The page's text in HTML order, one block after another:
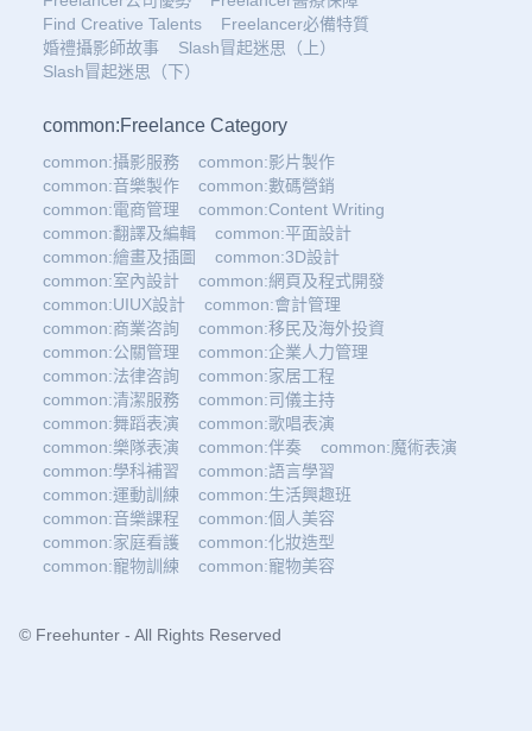
Find Creative Talents
Freelancer必備特質
婚禮攝影師故事
Slash冒起迷思（上）
Slash冒起迷思（下）
common:Freelance Category
common:攝影服務
common:影片製作
common:音樂製作
common:數碼營銷
common:電商管理
common:Content Writing
common:翻譯及編輯
common:平面設計
common:繪畫及插圖
common:3D設計
common:室內設計
common:網頁及程式開發
common:UIUX設計
common:會計管理
common:商業咨詢
common:移民及海外投資
common:公關管理
common:企業人力管理
common:法律咨詢
common:家居工程
common:清潔服務
common:司儀主持
common:舞蹈表演
common:歌唱表演
common:樂隊表演
common:伴奏
common:魔術表演
common:學科補習
common:語言學習
common:運動訓練
common:生活興趣班
common:音樂課程
common:個人美容
common:家庭看護
common:化妝造型
common:寵物訓練
common:寵物美容
© Freehunter - All Rights Reserved